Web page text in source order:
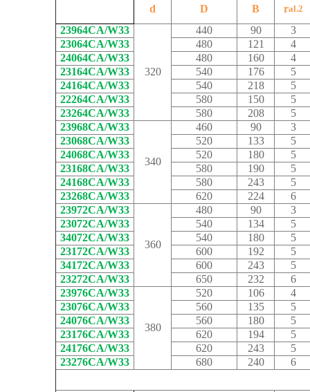
d D B ral.2
23964CA/W33
320
440 90
3
23064CA/W33
480 121
4
24064CA/W33
480 160
4
23164CA/W33
540 176
5
24164CA/W33
540 218
5
22264CA/W33
580 150
5
23264CA/W33
580 208
5
23968CA/W33
340
460 90
3
23068CA/W33
520 133
5
24068CA/W33
520 180
5
23168CA/W33
580 190
5
24168CA/W33
580 243
5
23268CA/W33
620 224
6
23972CA/W33
360
480 90
3
23072CA/W33
540 134
5
34072CA/W33
540 180
5
23172CA/W33
600 192
5
34172CA/W33
600 243
5
23272CA/W33
650 232
6
23976CA/W33
380
520 106
4
23076CA/W33
560 135
5
24076CA/W33
560 180
5
23176CA/W33
620 194
5
24176CA/W33
620 243
5
23276CA/W33
680 240 6